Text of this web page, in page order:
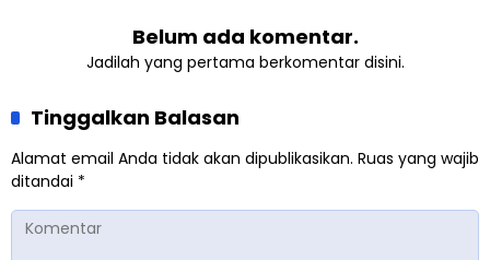
Belum ada komentar.
Jadilah yang pertama berkomentar disini.
Tinggalkan Balasan
Alamat email Anda tidak akan dipublikasikan. Ruas yang wajib
ditandai *